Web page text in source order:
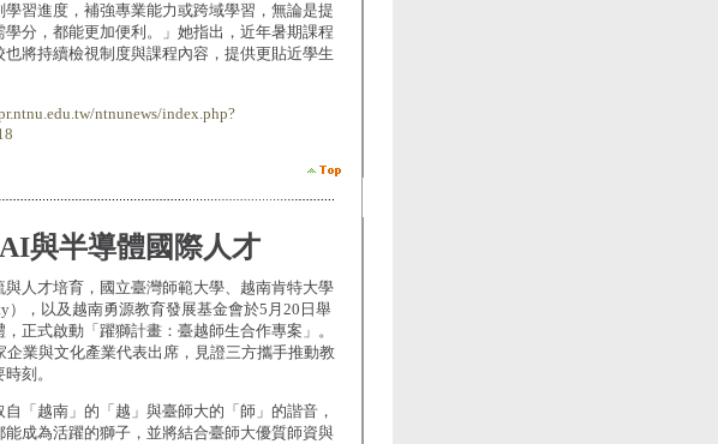
習進度，補強專業能力或跨域學習，無論是提
分，都能更加便利。」她指出，近年暑期課程
也將持續檢視制度與課程內容，提供更貼近學生
ntnunews/index.php?
與半導體國際人才
人才培育，國立臺灣師範大學、越南肯特大學
），以及越南勇源教育發展基金會於5月20日舉
正式啟動「躍獅計畫：臺越師生合作專案」。
企業與文化產業代表出席，見證三方攜手推動教
刻。
自「越南」的「越」與臺師大的「師」的諧音，
成為活躍的獅子，並將結合臺師大優質師資與